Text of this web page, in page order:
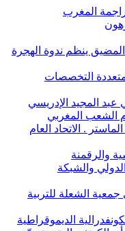
المغرب
ينظم ندوة الهجرة
التخصصات
المجيد الإدريسي
الشعب المغربي
. الاتحاد العام
والرقمنة
والشبكة
الشعلة للتربية
الديموقراطية